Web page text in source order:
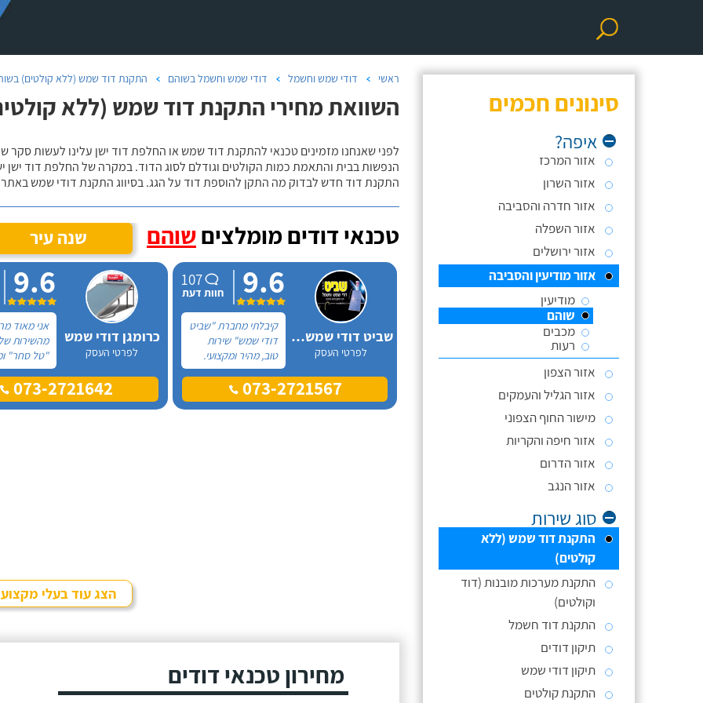
סינונים חכמים
איפה?
אזור המרכז
אזור השרון
אזור חדרה והסביבה
אזור השפלה
אזור ירושלים
אזור מודיעין והסביבה
מודיעין
שוהם
מכבים
רעות
אזור הצפון
אזור הגליל והעמקים
מישור החוף הצפוני
אזור חיפה והקריות
אזור הדרום
אזור הנגב
סוג שירות
התקנת דוד שמש (ללא
קולטים)
התקנת מערכות מובנות (דוד
וקולטים)
התקנת דוד חשמל
תיקון דודים
תיקון דודי שמש
התקנת קולטים
ראשי דודי שמש וחשמל דודי שמש וחשמל בשוהם התקנת דוד שמש (ללא קולטים)
השוואת מחירי התקנת דוד שמש (ללא
לפני שאנחנו מזמינים טכנאי להתקנת דוד שמש או החלפת דוד ישן עלינו לעשות
הנפשות בבית והתאמת כמות הקולטים וגודלם לסוג הדוד. במקרה של החלפת דוד
התקנת דוד חדש לבדוק מה התקן להוספת דוד על הגג. בסיווג התקנת דודי שמש באתר
טכנאי דודים מומלציםשוהם שנה עיר
שביט דודי שמש וחשמל בע"מ
לפרטי העסק
9.6
107
חוות דעת
קיבלתי מחברת "שביט
דודי שמש" שירות
טוב, מהיר ומקצועי.
הזמנתי אותם לא
מזמן, כשהתפוצץ לי
הדוד שמש של
073-2721567
כרומגן דודי שמש
לפרטי העסק
9.6
אני מאוד
מהשירות
"טל סחר"
עליהם
פניתי
החלפת
073-2721642
הצג עוד בעלי מקצוע
מחירון טכנאי דודים